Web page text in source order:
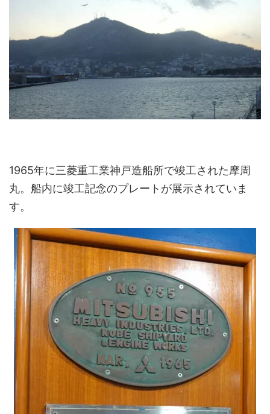
1965年に三菱重工業神戸造船所で竣工された摩周
丸。船内に竣工記念のプレートが展示されていま
す。